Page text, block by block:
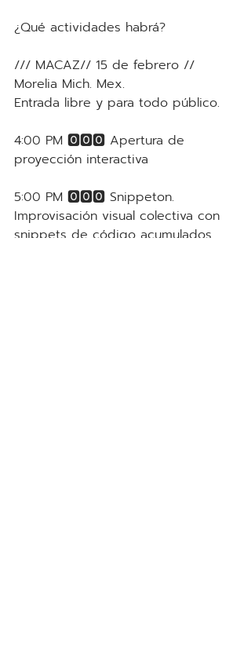
¿Qué actividades habrá?
/// MACAZ// 15 de febrero //
Morelia Mich. Mex.
Entrada libre y para todo público.
4:00 PM 🅾️🅾️🅾️ Apertura de
proyección interactiva
5:00 PM 🅾️🅾️🅾️ Snippeton.
Improvisación visual colectiva con
snippets de código acumulados